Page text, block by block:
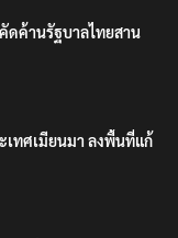
ดค้านรัฐบาลไทยสาน
เทศเมียนมา ลงพื้นที่แก้